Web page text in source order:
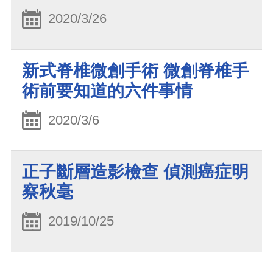
2020/3/26
新式脊椎微創手術 微創脊椎手
術前要知道的六件事情
2020/3/6
正子斷層造影檢查 偵測癌症明
察秋毫
2019/10/25